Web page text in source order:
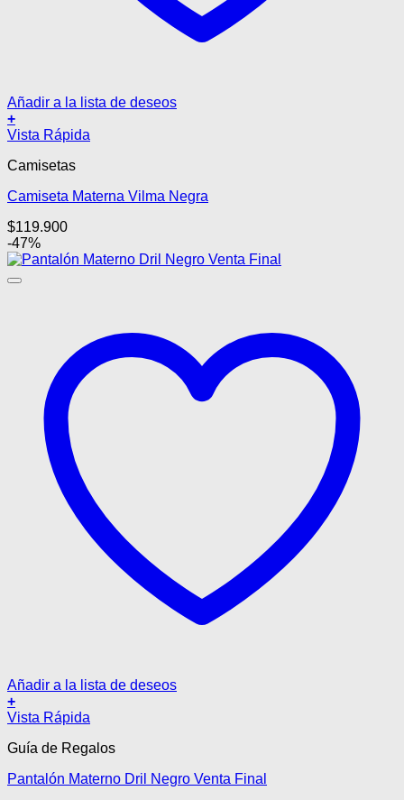
Añadir a la lista de deseos
+
Este
tiene
variantes.
opciones
se
pueden
elegir
Vista Rápida
Camisetas
Camiseta Materna Vilma Negra
$119.900
-47%
Añadir a la lista de deseos
+
Este
tiene
variantes.
Vista Rápida
Guía de Regalos
Pantalón Materno Dril Negro Venta Final